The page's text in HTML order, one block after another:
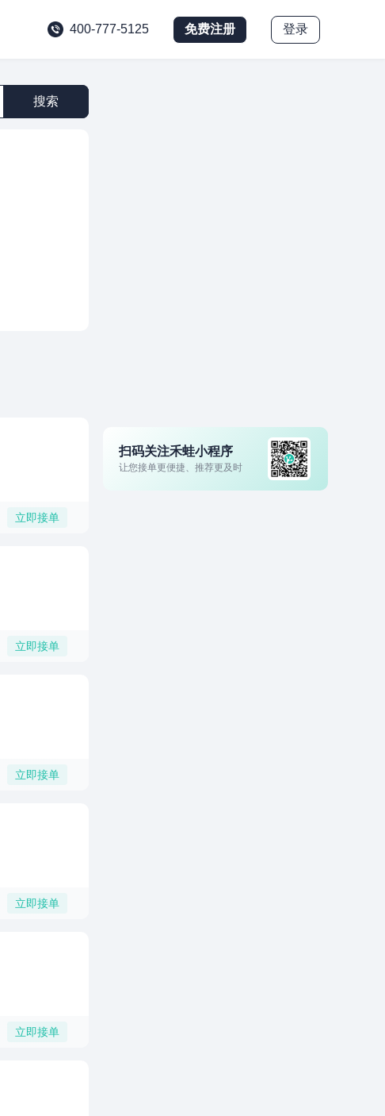
400-777-5125 免费注册 登录
搜索
立即接单
立即接单
立即接单
立即接单
立即接单
扫码关注禾蛙小程序
让您接单更便捷、推荐更及时